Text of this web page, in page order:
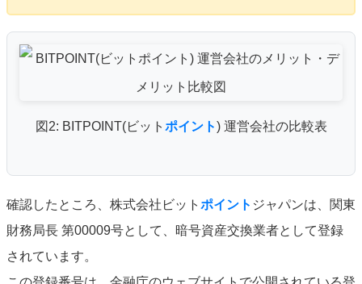
図2: BITPOINT(ビット ポイント) 運営会社の比較表
確認したところ、株式会社ビット ポイント ジャパンは、関東
財務局長 第00009号として、暗号資産交換業者として登録
されています。